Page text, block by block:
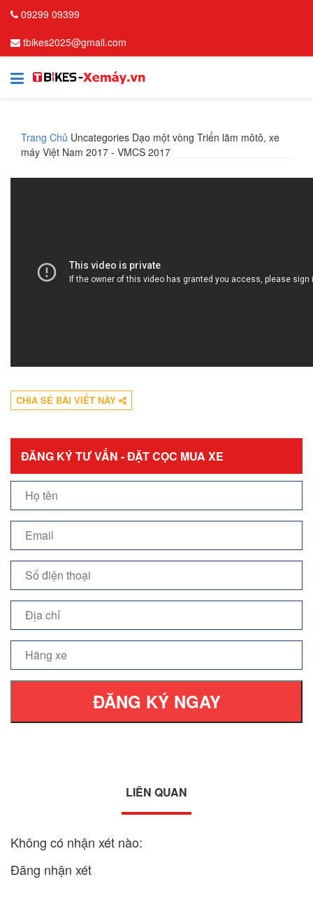
09299 09399
tbikes2025@gmail.com
Trang Chủ Uncategories Dạo một vòng Triển lãm môtô, xe
máy Việt Nam 2017 - VMCS 2017
CHIA SẺ BÀI VIẾT NÀY
ĐĂNG KÝ TƯ VẤN - ĐẶT CỌC MUA XE
ĐĂNG KÝ NGAY
LIÊN QUAN
Không có nhận xét nào:
Đăng nhận xét